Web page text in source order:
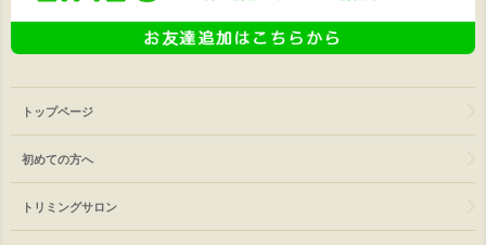
トップページ
初めての方へ
トリミングサロン